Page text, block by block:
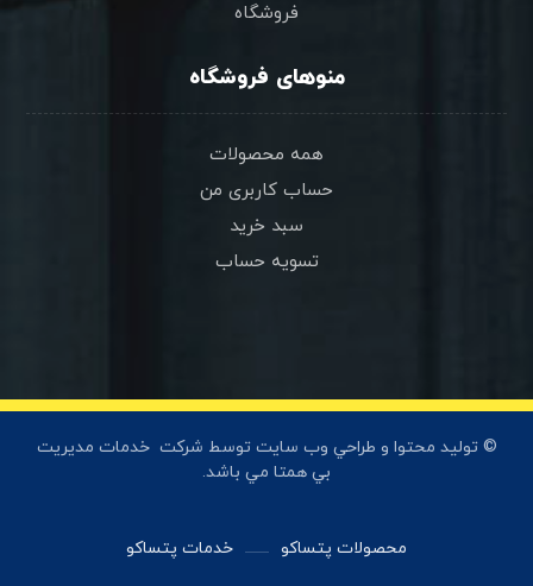
فروشگاه
منوهای فروشگاه
همه محصولات
حساب کاربری من
سبد خرید
تسویه حساب
© توليد محتوا و طراحي وب سايت توسط شرکتخدمات مديريت
بي همتا مي باشد.
خدمات پتساکو محصولات پتساکو